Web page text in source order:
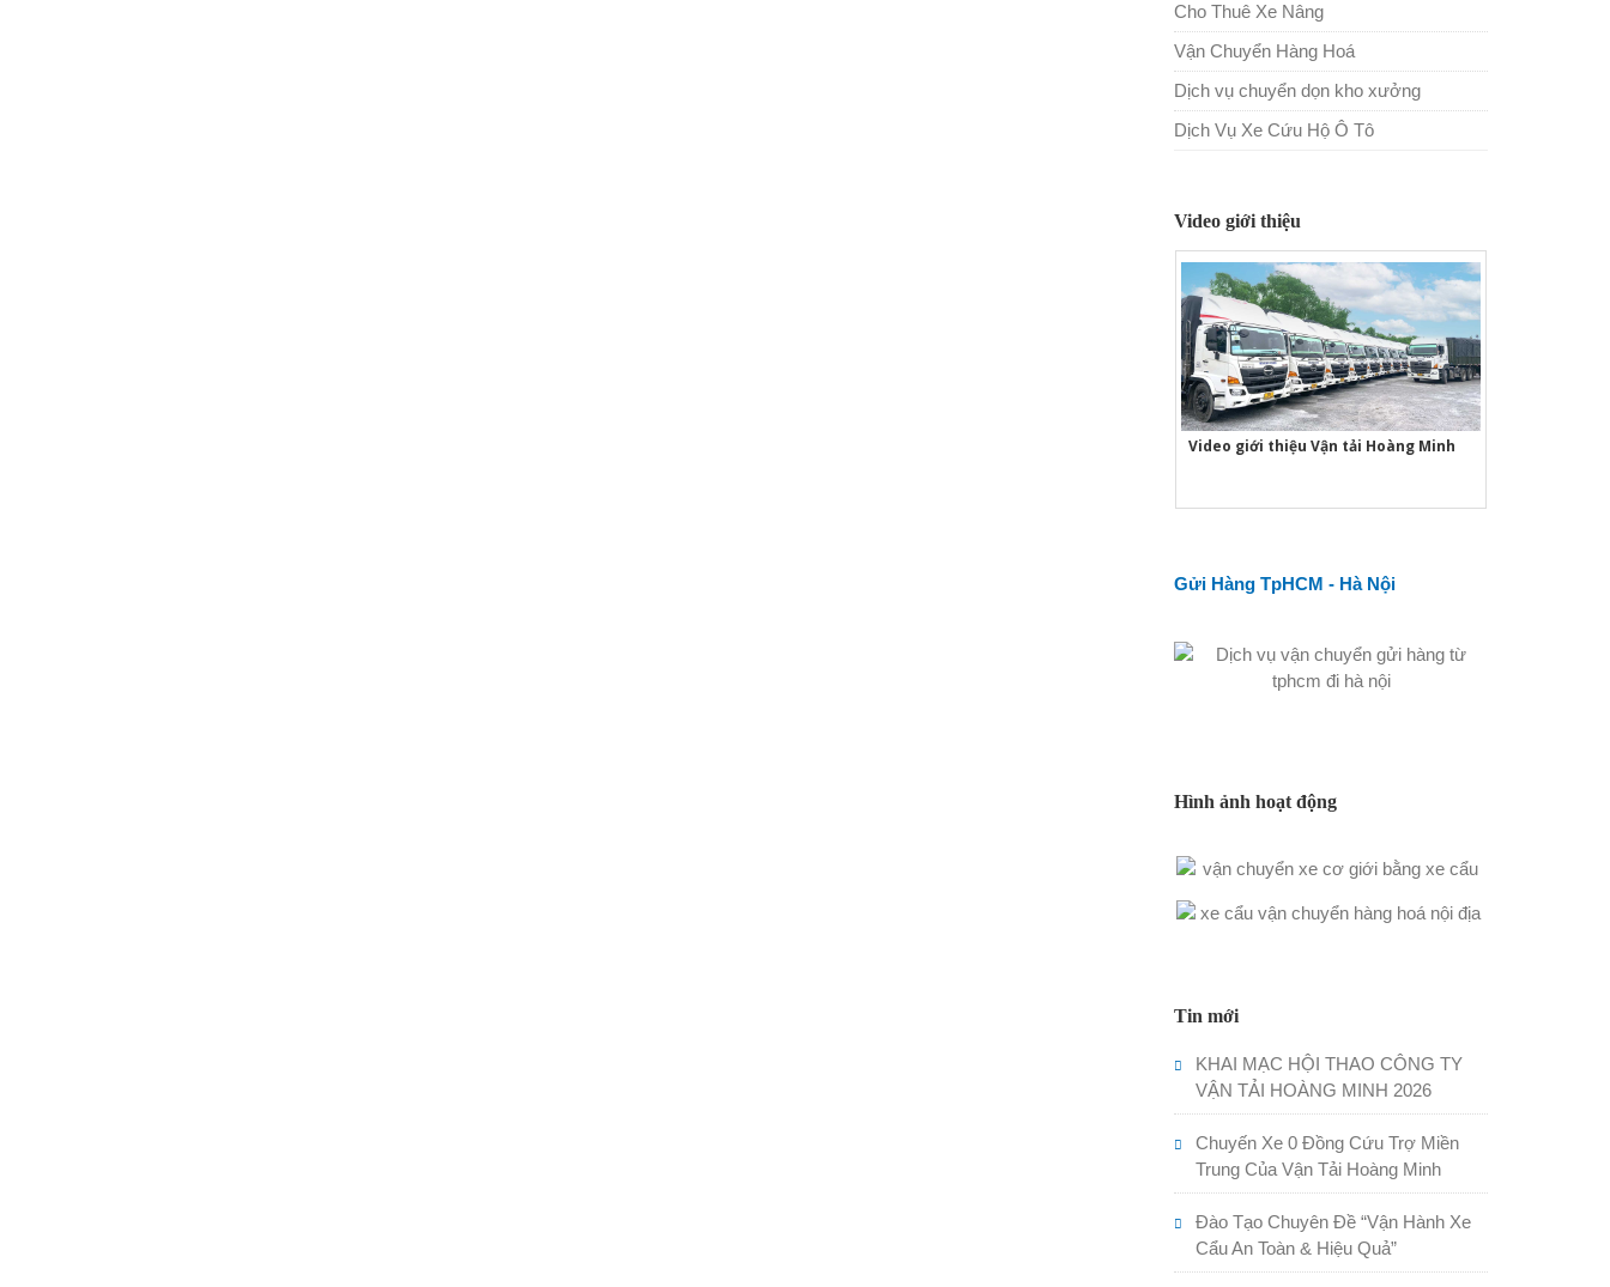
Cho Thuê Xe Nâng
Vận Chuyển Hàng Hoá
Dịch vụ chuyển dọn kho xưởng
Dịch Vụ Xe Cứu Hộ Ô Tô
Video giới thiệu
Video giới thiệu Vận tải Hoàng Minh
Gửi Hàng TpHCM - Hà Nội
Hình ảnh hoạt động
Tin mới
KHAI MẠC HỘI THAO CÔNG TY
VẬN TẢI HOÀNG MINH 2026
Chuyến Xe 0 Đồng Cứu Trợ Miền
Trung Của Vận Tải Hoàng Minh
Đào Tạo Chuyên Đề “Vận Hành Xe
Cẩu An Toàn & Hiệu Quả”